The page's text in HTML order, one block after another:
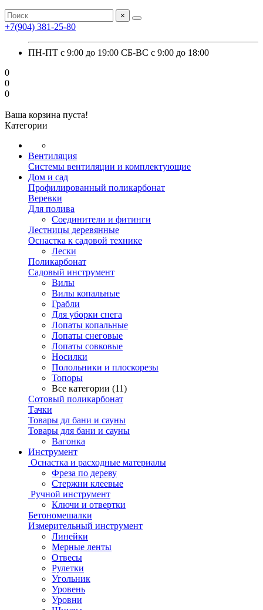
×
+7(904) 381-25-80
ПН-ПТ с 9:00 до 19:00 СБ-ВС с 9:00 до 18:00
0
0
0
Ваша корзина пуста!
Категории
Вентиляция
Системы вентиляции и комплектующие
Дом и сад
Профилированный поликарбонат
Веревки
Для полива
Соединители и фитинги
Лестницы деревянные
Оснастка к садовой технике
Лески
Поликарбонат
Садовый инструмент
Вилы
Вилы копальные
Грабли
Для уборки снега
Лопаты копальные
Лопаты снеговые
Лопаты совковые
Носилки
Полольники и плоскорезы
Топоры
Все категории (11)
Сотовый поликарбонат
Тачки
Товары дл бани и сауны
Товары для бани и сауны
Вагонка
Инструмент
Оснастка и расходные материалы
Фреза по дереву
Стержни клеевые
Ручной инструмент
Ключи и отвертки
Бетономешалки
Измерительный инструмент
Линейки
Мерные ленты
Отвесы
Рулетки
Угольник
Уровень
Уровни